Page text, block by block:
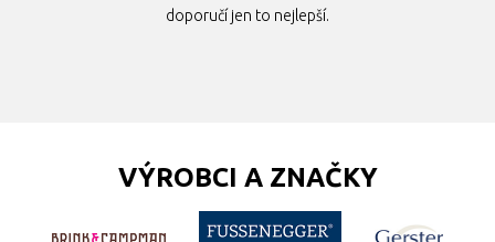
doporučí jen to nejlepší.
VÝROBCI A ZNAČKY